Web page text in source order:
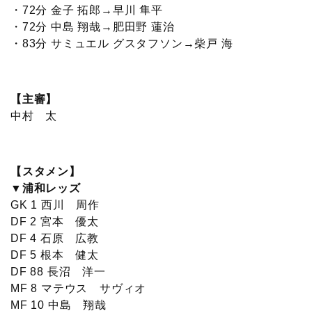
・72分 金子 拓郎→早川 隼平
・72分 中島 翔哉→肥田野 蓮治
・83分 サミュエル グスタフソン→柴戸 海
【主審】
中村 太
【スタメン】
▼浦和レッズ
GK 1 西川 周作
DF 2 宮本 優太
DF 4 石原 広教
DF 5 根本 健太
DF 88 長沼 洋一
MF 8 マテウス サヴィオ
MF 10 中島 翔哉